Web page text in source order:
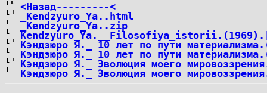
<Назад---------<
_Kendzyuro_Ya..html
_Kendzyuro_Ya..zip
Кэндзюро Я._ 10 лет по пути
Кэндзюро Я._ 10 лет по пути
Кэндзюро Я._ Эволюция моего
Кэндзюро Я._ Эволюция моего